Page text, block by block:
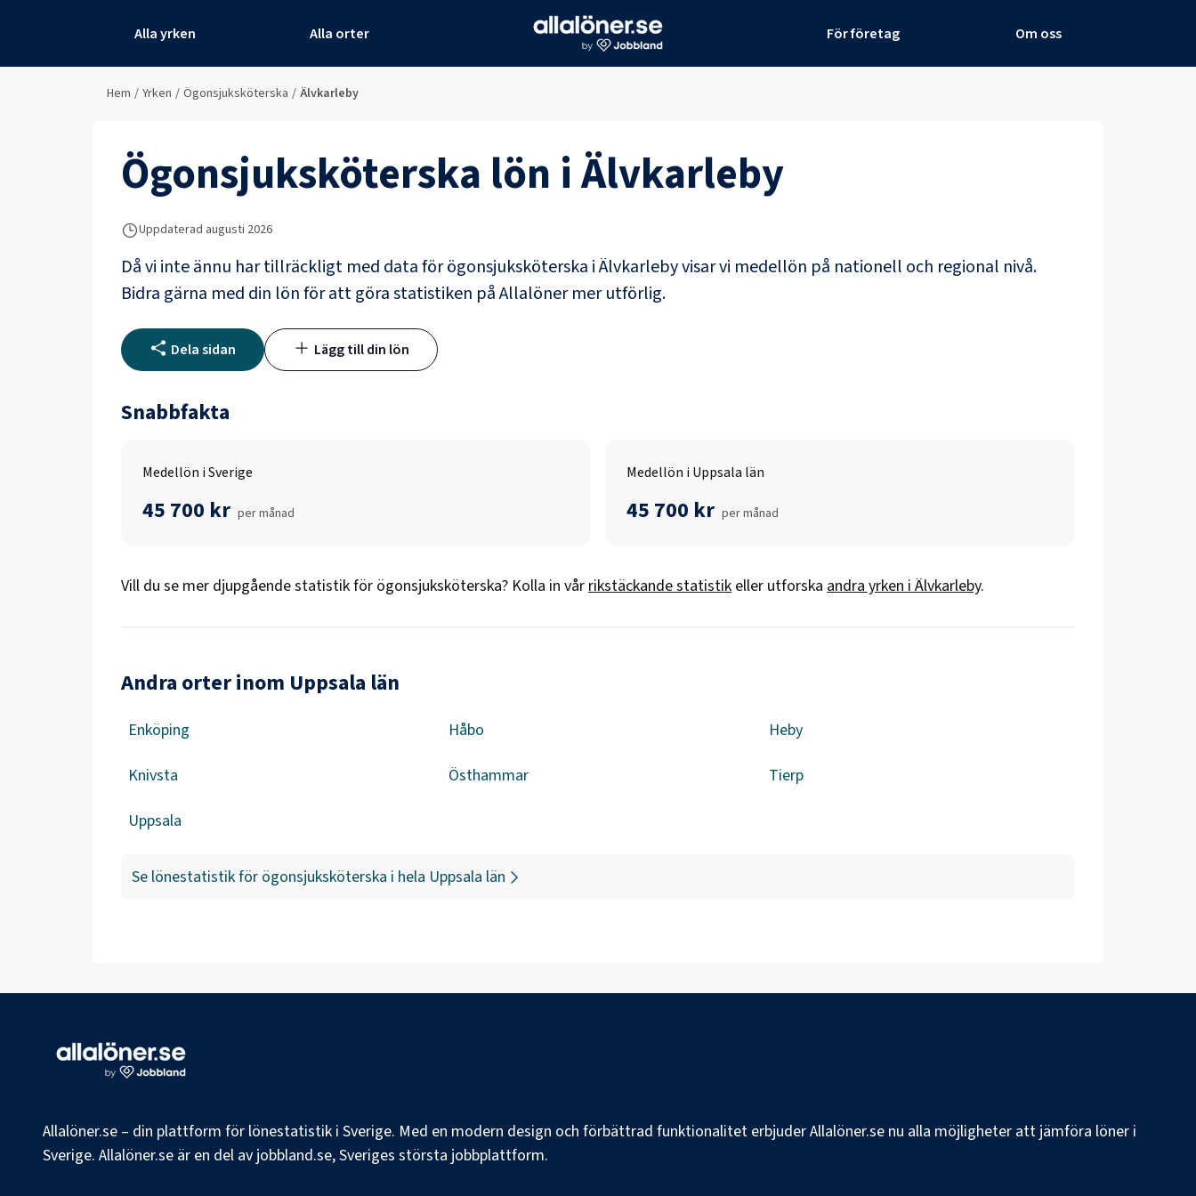
Alla yrken Alla orter För företag Om oss
Hem / Yrken / Ögonsjuksköterska / Älvkarleby
Ögonsjuksköterska lön iÄlvkarleby
Uppdaterad augusti 2026
Då vi inte ännu har tillräckligt med data förögonsjuksköterska iÄlvkarlebyvisar vi medellön på nationell och regional nivå.
Bidra gärna med din lön för att göra statistiken på Allalöner mer utförlig.
Dela sidan Lägg till din lön
Snabbfakta
Medellön i Sverige
45 700 kr per månad
Medellön i Uppsala län
45 700 kr per månad
Vill du se mer djupgående statistik för ögonsjuksköterska? Kolla in vårrikstäckande statistik eller utforska andra yrken iÄlvkarleby.
Andra orter inom Uppsala län
Enköping Håbo Heby
Knivsta Östhammar Tierp
Uppsala
Se lönestatistik för ögonsjuksköterska i hela Uppsala län
Allalöner.se – din plattform för lönestatistik i Sverige. Med en modern design och förbättrad funktionalitet erbjuder Allalöner.se nu alla möjligheter att jämföra löner i
Sverige. Allalöner.se är en del av jobbland.se, Sveriges största jobbplattform.